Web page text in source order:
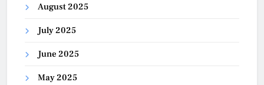
August 2025
July 2025
June 2025
May 2025